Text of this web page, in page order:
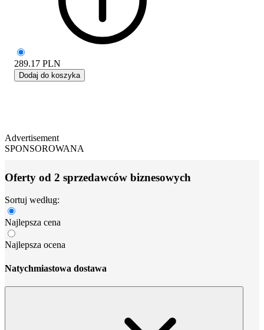
289.17 PLN
Dodaj do koszyka
Advertisement
SPONSOROWANA
Oferty od 2 sprzedawców biznesowych
Sortuj według:
Najlepsza cena
Najlepsza ocena
Natychmiastowa dostawa